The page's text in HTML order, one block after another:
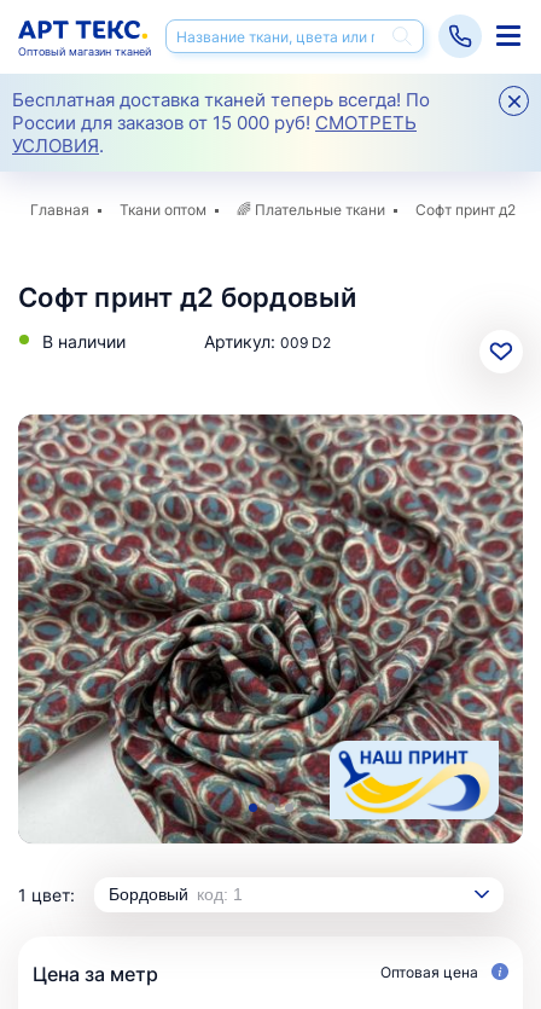
Бесплатная доставка тканей теперь всегда! По
России для заказов от 15 000 руб! СМОТРЕТЬ
УСЛОВИЯ.
Оптовый магазин тканей
Главная Ткани оптом 🌈 Плательные ткани Софт принт д2
Софт принт д2 бордовый
В наличии Артикул: 009 D2
1 цвет: Бордовый код: 1
Цена за метр Оптовая цена